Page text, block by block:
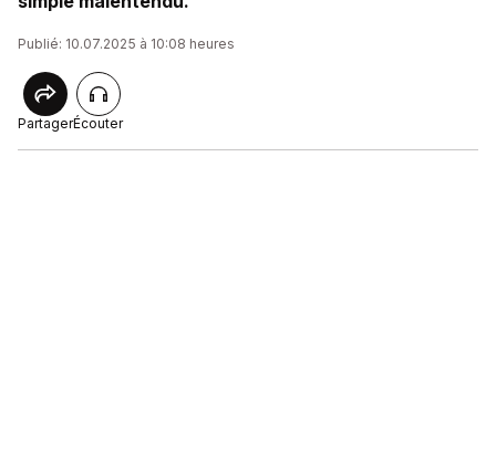
Publié: 10.07.2025 à 10:08 heures
PartagerÉcouter